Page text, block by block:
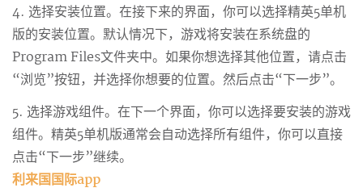
4. 选择安装位置。在接下来的界面，你可以选择精英5单机
版的安装位置。默认情况下，游戏将安装在系统盘的
Program Files文件夹中。如果你想选择其他位置，请点击
“浏览”按钮，并选择你想要的位置。然后点击“下一步”。
5. 选择游戏组件。在下一个界面，你可以选择要安装的游戏
组件。精英5单机版通常会自动选择所有组件，你可以直接
点击“下一步”继续。
利来国国际app